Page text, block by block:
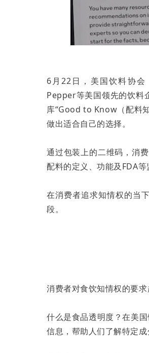
6月22日，美国饮料协
Pepper等美国领先的饮
库“Good to Know（配料
做出适合自己的选择。
通过包装上的二维码，消
配料的定义、功能及FDA等
在消费者追求知情权的当
段。
消费者对食饮知情权的要
什么是食品透明度？在美
信息，帮助人们了解特定